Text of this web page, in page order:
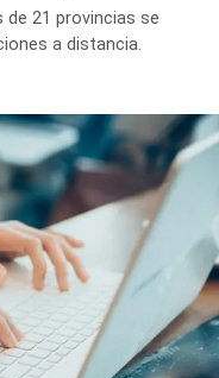
de 21 provincias se
a distancia.